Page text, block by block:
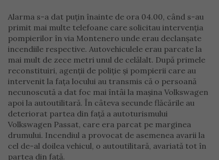
Alarma s-a dat puțin înainte de ora 04.00, când s-au
primit mai multe telefoane care solicitau intervenția
pompierilor în via Montenero unde erau declanșate
incendiile respective. Autovehiculele erau parcate la
mai mult de zece metri unul de celălalt. După primele
reconstituiri, agenții de poliție și pompierii care au
intervenit la fața locului au transmis că o persoană
necunoscută a dat foc mai întâi la mașina Volkswagen
apoi la autoutilitară. În câteva secunde flăcările au
deteriorat partea din față a autoturismului
Volkswagen Passat, care era parcat pe marginea
drumului. Incendiul a provocat de asemenea avarii la
cel de-al doilea vehicul, o autoutilitară, avariată tot în
partea din față.